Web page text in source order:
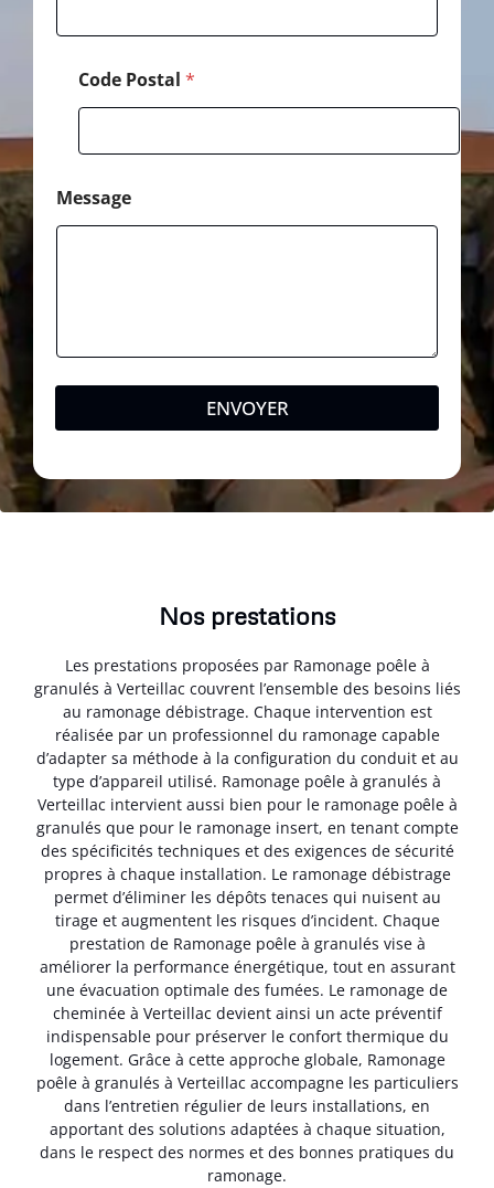
Code Postal *
Message
ENVOYER
Nos prestations
Les prestations proposées par Ramonage poêle à
granulés à Verteillac couvrent l’ensemble des besoins liés
au ramonage débistrage. Chaque intervention est
réalisée par un professionnel du ramonage capable
d’adapter sa méthode à la configuration du conduit et au
type d’appareil utilisé. Ramonage poêle à granulés à
Verteillac intervient aussi bien pour le ramonage poêle à
granulés que pour le ramonage insert, en tenant compte
des spécificités techniques et des exigences de sécurité
propres à chaque installation. Le ramonage débistrage
permet d’éliminer les dépôts tenaces qui nuisent au
tirage et augmentent les risques d’incident. Chaque
prestation de Ramonage poêle à granulés vise à
améliorer la performance énergétique, tout en assurant
une évacuation optimale des fumées. Le ramonage de
cheminée à Verteillac devient ainsi un acte préventif
indispensable pour préserver le confort thermique du
logement. Grâce à cette approche globale, Ramonage
poêle à granulés à Verteillac accompagne les particuliers
dans l’entretien régulier de leurs installations, en
apportant des solutions adaptées à chaque situation,
dans le respect des normes et des bonnes pratiques du
ramonage.